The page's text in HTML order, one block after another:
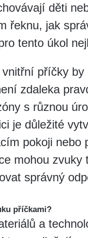
děti
řeknu, jak
tento úkol
příčky by
zdaleka
s různou
je důležité
pokoji nebo
mohou zvuky
správný
příčkami?
a